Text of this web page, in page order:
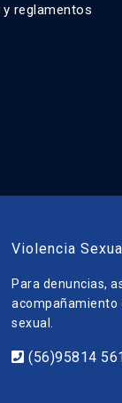
reglamentos
Violencia
Para denuncias,
acompañamiento
sexual.
(56)95814